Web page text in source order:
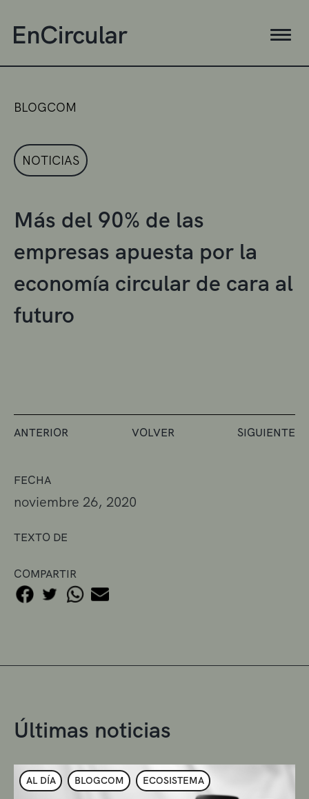
FECHA
noviembre 26, 2020
TEXTO DE
COMPARTIR
BLOGCOM
NOTICIAS
Más del 90% de las
empresas apuesta por la
economía circular de cara al
futuro
ANTERIOR VOLVER SIGUIENTE
Últimas noticias
AL DÍA BLOGCOM ECOSISTEMA